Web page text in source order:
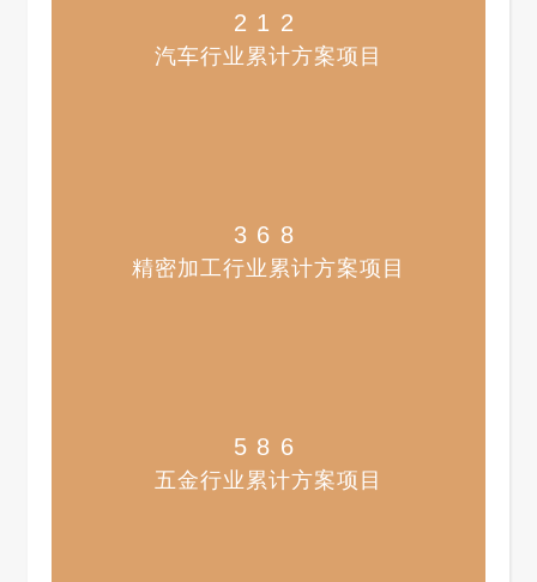
汽车行业累计方案项目​
212
精密加工行业累计方案项目
368
五金行业累计方案项目
586